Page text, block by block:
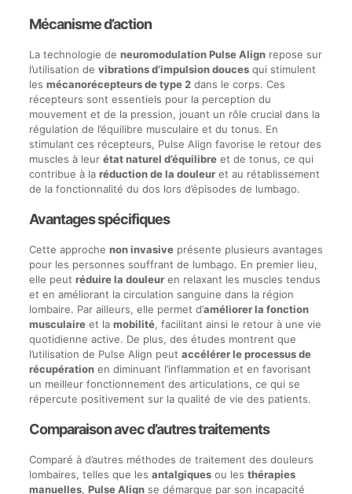
Mécanisme d’action
La technologie de neuromodulation Pulse Alignrepose sur
l’utilisation de vibrations d’impulsion doucesqui stimulent
les mécanorécepteurs de type 2dans le corps. Ces
récepteurs sont essentiels pour la perception du
mouvement et de la pression, jouant un rôle crucial dans la
régulation de l’équilibre musculaire et du tonus. En
stimulant ces récepteurs, Pulse Align favorise le retour des
muscles à leur état naturel d’équilibreet de tonus, ce qui
contribue à la réduction de la douleuret au rétablissement
de la fonctionnalité du dos lors d’épisodes de lumbago.
Avantages spécifiques
Cette approche non invasiveprésente plusieurs avantages
pour les personnes souffrant de lumbago. En premier lieu,
elle peut réduire la douleuren relaxant les muscles tendus
et en améliorant la circulation sanguine dans la région
lombaire. Par ailleurs, elle permet d’améliorer la fonction
musculaireet la mobilité, facilitant ainsi le retour à une vie
quotidienne active. De plus, des études montrent que
l’utilisation de Pulse Align peut accélérer le processus de
récupérationen diminuant l’inflammation et en favorisant
un meilleur fonctionnement des articulations, ce qui se
répercute positivement sur la qualité de vie des patients.
Comparaison avec d’autres traitements
Comparé à d’autres méthodes de traitement des douleurs
lombaires, telles que les antalgiquesou les thérapies
manuelles, Pulse Alignse démarque par son incapacité